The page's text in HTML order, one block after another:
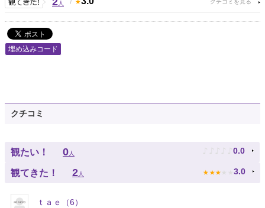
人
埋め込みコード
クチコミ
観たい！ 0人 ♪ ♪ ♪ ♪ ♪ 0.0
観てきた！ 2人 ★ ★ ★ ★ ★ 3.0
ｔａｅ（6）